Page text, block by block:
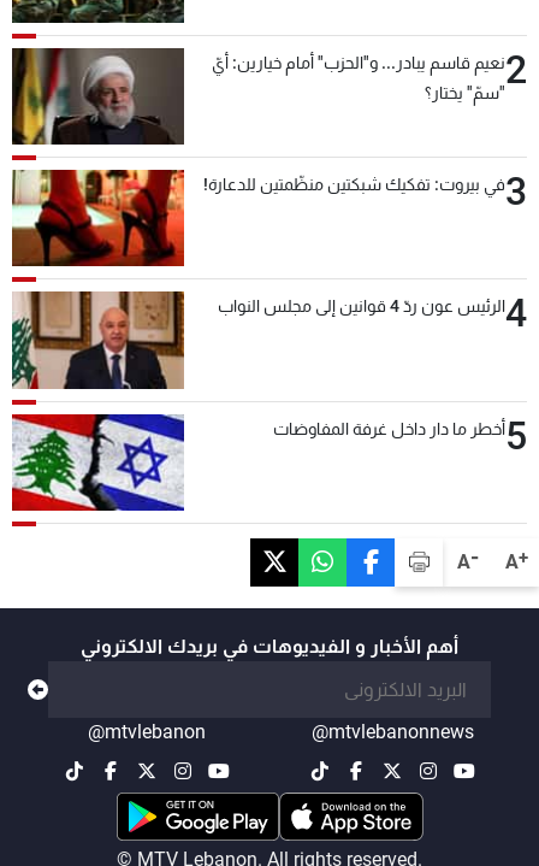
A+
A-
2نعيم قاسم يبادر... و"الحزب" أمام خيارين: أيّ
"سمّ" يختار؟
3في بيروت: تفكيك شبكتين منظّمتين للدعارة!
4الرئيس عون ردّ 4 قوانين إلى مجلس النواب
5أخطر ما دار داخل غرفة المفاوضات
أهم الأخبار و الفيديوهات في بريدك الالكتروني
@mtvlebanonnews
@mtvlebanon
© MTV Lebanon. All rights reserved.